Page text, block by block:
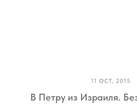
11 OCT, 2015
В Петру из Израиля.